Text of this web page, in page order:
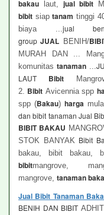
bakau laut, jual bibit
bibit siaptanam tinggi
biaya ... jual
groupJUAL BENIH/
MURAH DAN ...
komunitas tanaman...
LAUT Bibit
2. Bibit Avicennia spp
spp (Bakau)harga
dan bibit tanaman Jual
BIBIT BAKAU
STOK BANYAK Bibit
bakau, bibit bakau,
bibitmangrove,
mangrove, tanaman
Jual Bibit Tanaman
BENIH DAN BIBIT